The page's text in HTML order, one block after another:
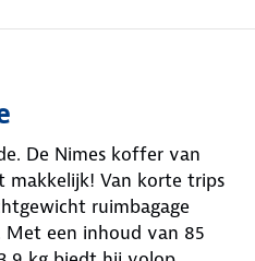
De Nimes koffer van
makkelijk! Van korte trips
ruimbagage
een inhoud van 85